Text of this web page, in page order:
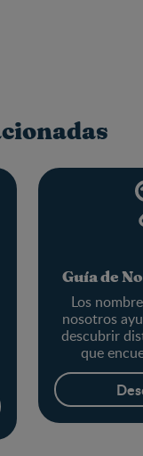
Guía de
Los
nosotros
descubrir
que